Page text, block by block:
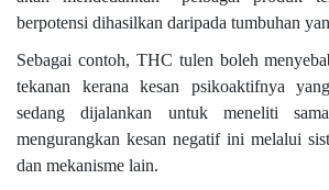
berpotensi dihasilkan daripada tumbuhan
Sebagai contoh, THC tulen boleh
tekanan kerana kesan psikoaktifnya
sedang dijalankan untuk meneliti
mengurangkan kesan negatif ini melalui
dan mekanisme lain.